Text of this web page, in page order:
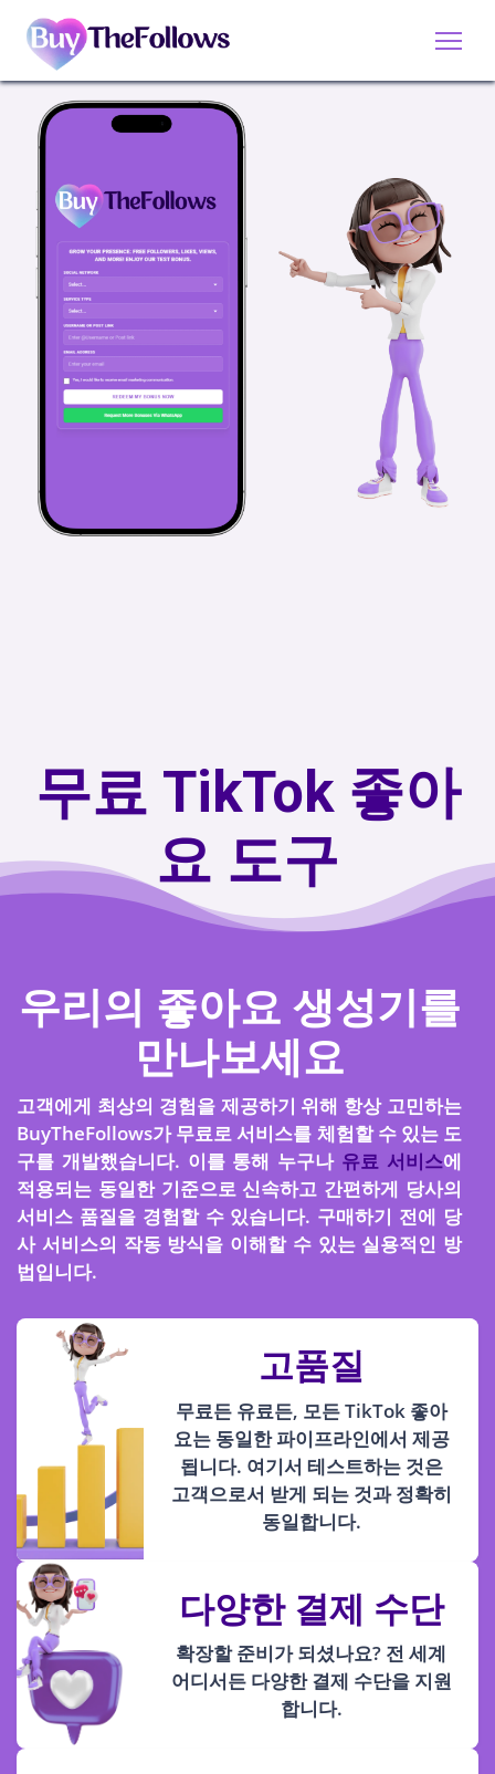
무료 TikTok 좋아
요 도구
우리의 좋아요 생성기를
만나보세요
고객에게 최상의 경험을 제공하기 위해 항상 고민하는
BuyTheFollows가 무료로 서비스를 체험할 수 있는 도
구를 개발했습니다. 이를 통해 누구나 유료 서비스에
적용되는 동일한 기준으로 신속하고 간편하게 당사의
서비스 품질을 경험할 수 있습니다. 구매하기 전에 당
사 서비스의 작동 방식을 이해할 수 있는 실용적인 방
법입니다.
고품질
무료든 유료든, 모든 TikTok 좋아
요는 동일한 파이프라인에서 제공
됩니다. 여기서 테스트하는 것은
고객으로서 받게 되는 것과 정확히
동일합니다.
다양한 결제 수단
확장할 준비가 되셨나요? 전 세계
어디서든 다양한 결제 수단을 지원
합니다.